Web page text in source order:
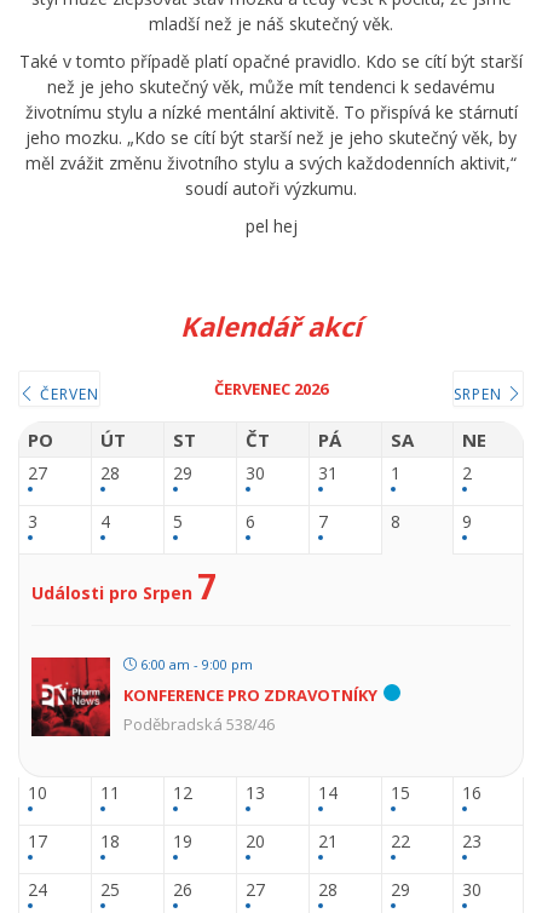
mladší než je náš skutečný věk.
Také v tomto případě platí opačné pravidlo. Kdo se cítí být starší
než je jeho skutečný věk, může mít tendenci k sedavému
životnímu stylu a nízké mentální aktivitě. To přispívá ke stárnutí
jeho mozku. „Kdo se cítí být starší než je jeho skutečný věk, by
měl zvážit změnu životního stylu a svých každodenních aktivit,“
soudí autoři výzkumu.
pel hej
Kalendář akcí
ČERVEN ČERVENEC 2026 SRPEN
PO ÚT ST ČT PÁ SA NE
27 28 29 30 31 1 2
3 4 5 6 7 8 9
Události pro Srpen 7
6:00 am - 9:00 pm
KONFERENCE PRO ZDRAVOTNÍKY
Poděbradská 538/46
10 11 12 13 14 15 16
17 18 19 20 21 22 23
24 25 26 27 28 29 30